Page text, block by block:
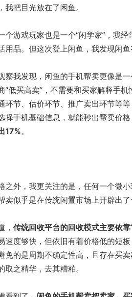
把目光放在了闲鱼。
游戏玩家也是一个“闲学家”，我经
用品。但这次登上闲鱼，我发现闲
我发现，闲鱼的手机帮卖更像是一
“低买高卖”，不需要和买家解释手
环节、估价环节、推广卖出环节等
择手机基础信息，就能秒出帮卖价格
17%。
外，我更关注的是，任何一个微小
卖似乎是在传统闲置市场上开辟出了
传统回收平台的回收模式主要依靠
速度够快，但依旧有着价格低的短
免的是周期不确定性高，且存在买
取之精华，去其糟粕。